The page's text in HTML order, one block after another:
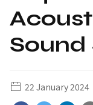
Sound
22 January 2024